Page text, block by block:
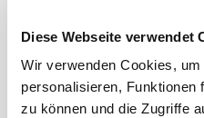
Diese Webseite verwendet
Wir verwenden Cookies,
personalisieren, Funktionen
zu können und die Zugriffe
Produkte